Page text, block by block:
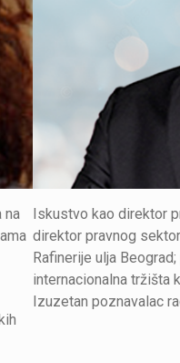
na
Iskustvo kao direktor
direktor pravnog
Rafinerije ulja
internacionalna tržišta
Izuzetan poznavalac